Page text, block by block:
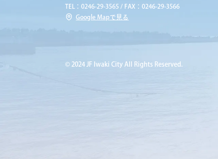
TEL：0246-29-3565 / FAX：0246-29-3566
Google Mapで見る
© 2024 JF Iwaki City All Rights Reserved.